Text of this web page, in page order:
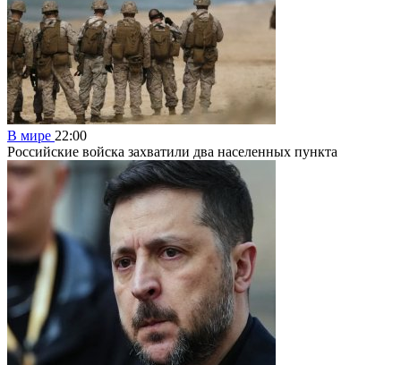
В мире 22:00
Российские войска захватили два населенных пункта